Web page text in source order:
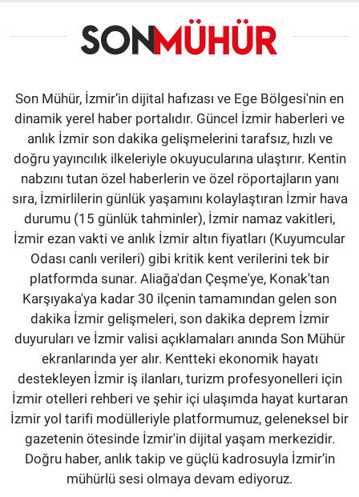
Son Mühür, İzmir’in dijital hafızası ve Ege Bölgesi'nin en
dinamik yerel haber portalıdır. Güncel İzmir haberleri ve
anlık İzmir son dakika gelişmelerini tarafsız, hızlı ve
doğru yayıncılık ilkeleriyle okuyucularına ulaştırır. Kentin
nabzını tutan özel haberlerin ve özel röportajların yanı
sıra, İzmirlilerin günlük yaşamını kolaylaştıran İzmir hava
durumu (15 günlük tahminler), İzmir namaz vakitleri,
İzmir ezan vakti ve anlık İzmir altın fiyatları (Kuyumcular
Odası canlı verileri) gibi kritik kent verilerini tek bir
platformda sunar. Aliağa'dan Çeşme'ye, Konak'tan
Karşıyaka'ya kadar 30 ilçenin tamamından gelen son
dakika İzmir gelişmeleri, son dakika deprem İzmir
duyuruları ve İzmir valisi açıklamaları anında Son Mühür
ekranlarında yer alır. Kentteki ekonomik hayatı
destekleyen İzmir iş ilanları, turizm profesyonelleri için
İzmir otelleri rehberi ve şehir içi ulaşımda hayat kurtaran
İzmir yol tarifi modülleriyle platformumuz, geleneksel bir
gazetenin ötesinde İzmir'in dijital yaşam merkezidir.
Doğru haber, anlık takip ve güçlü kadrosuyla İzmir’in
mühürlü sesi olmaya devam ediyoruz.